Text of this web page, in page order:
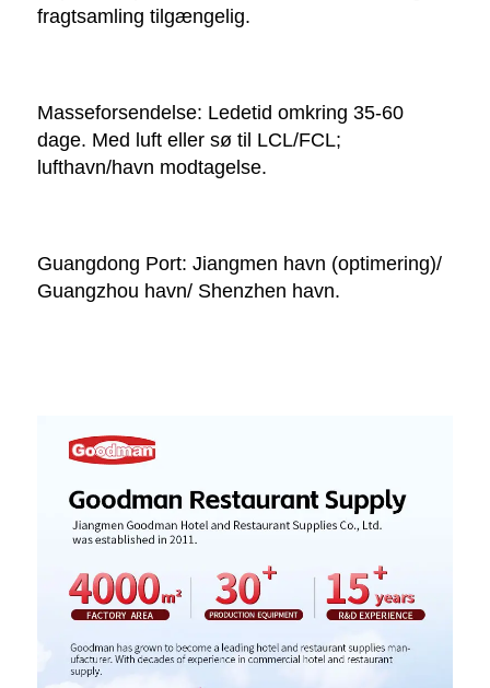
fragtsamling tilgængelig.
Masseforsendelse: Ledetid omkring 35-60
dage. Med luft eller sø til LCL/FCL;
lufthavn/havn modtagelse.
Guangdong Port: Jiangmen havn (optimering)/
Guangzhou havn/ Shenzhen havn.